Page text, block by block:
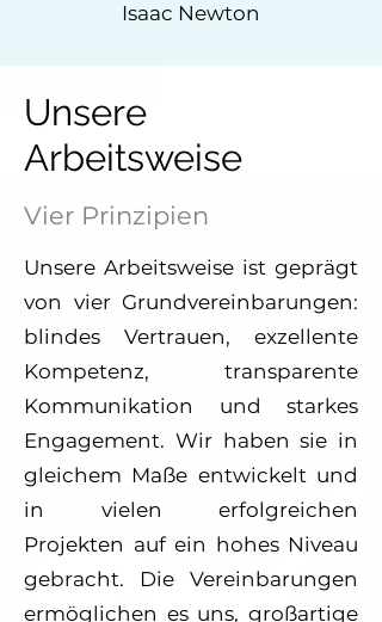
Isaac Newton
Unsere
Arbeitsweise
Vier Prinzipien
Unsere Arbeitsweise ist geprägt
von vier Grundvereinbarungen:
blindes Vertrauen, exzellente
Kompetenz, transparente
Kommunikation und starkes
Engagement. Wir haben sie in
gleichem Maße entwickelt und
in vielen erfolgreichen
Projekten auf ein hohes Niveau
gebracht. Die Vereinbarungen
ermöglichen es uns, großartige